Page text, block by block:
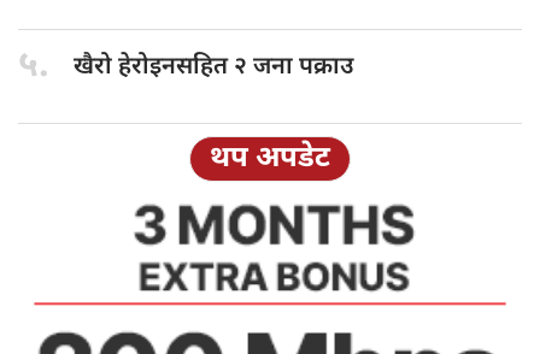
५. खैरो हेरोइनसहित२ जना पक्राउ
थप अपडेट